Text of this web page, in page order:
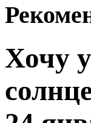
Хочу